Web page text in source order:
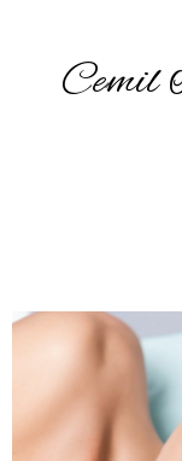
Cemil